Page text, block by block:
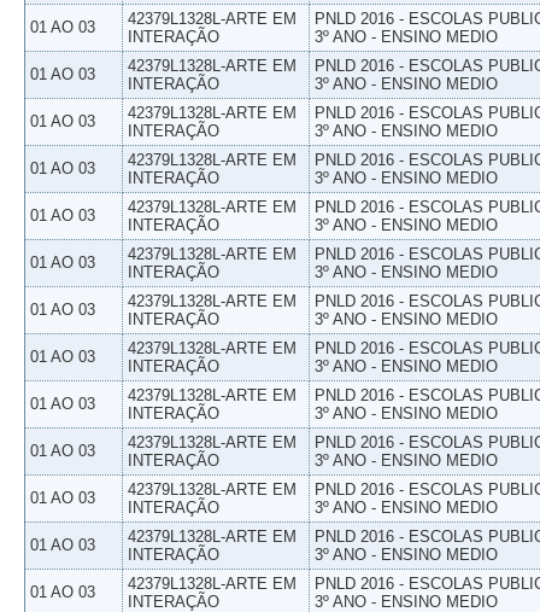
01 AO 03
42379L1328L-ARTE EM
INTERAÇÃO
PNLD 2016 - ESCOLAS
3º ANO - ENSINO MEDIO
01 AO 03
42379L1328L-ARTE EM
INTERAÇÃO
PNLD 2016 - ESCOLAS
3º ANO - ENSINO MEDIO
01 AO 03
42379L1328L-ARTE EM
INTERAÇÃO
PNLD 2016 - ESCOLAS
3º ANO - ENSINO MEDIO
01 AO 03
42379L1328L-ARTE EM
INTERAÇÃO
PNLD 2016 - ESCOLAS
3º ANO - ENSINO MEDIO
01 AO 03
42379L1328L-ARTE EM
INTERAÇÃO
PNLD 2016 - ESCOLAS
3º ANO - ENSINO MEDIO
01 AO 03
42379L1328L-ARTE EM
INTERAÇÃO
PNLD 2016 - ESCOLAS
3º ANO - ENSINO MEDIO
01 AO 03
42379L1328L-ARTE EM
INTERAÇÃO
PNLD 2016 - ESCOLAS
3º ANO - ENSINO MEDIO
01 AO 03
42379L1328L-ARTE EM
INTERAÇÃO
PNLD 2016 - ESCOLAS
3º ANO - ENSINO MEDIO
01 AO 03
42379L1328L-ARTE EM
INTERAÇÃO
PNLD 2016 - ESCOLAS
3º ANO - ENSINO MEDIO
01 AO 03
42379L1328L-ARTE EM
INTERAÇÃO
PNLD 2016 - ESCOLAS
3º ANO - ENSINO MEDIO
01 AO 03
42379L1328L-ARTE EM
INTERAÇÃO
PNLD 2016 - ESCOLAS
3º ANO - ENSINO MEDIO
01 AO 03
42379L1328L-ARTE EM
INTERAÇÃO
PNLD 2016 - ESCOLAS
3º ANO - ENSINO MEDIO
01 AO 03
42379L1328L-ARTE EM
INTERAÇÃO
PNLD 2016 - ESCOLAS
3º ANO - ENSINO MEDIO